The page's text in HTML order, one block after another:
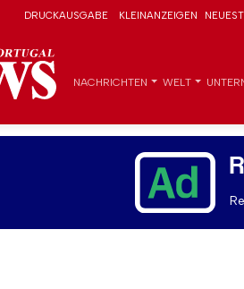
DRUCKAUSGABE KLEINANZEIGEN
NACHRICHTEN WELT